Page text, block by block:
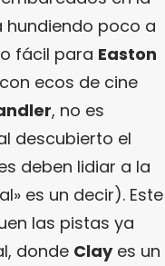
hundiendo poco a
fácil para Easton
ecos de cine
, no es
descubierto el
deben lidiar a la
es un decir). Este
las pistas ya
donde Clayes un